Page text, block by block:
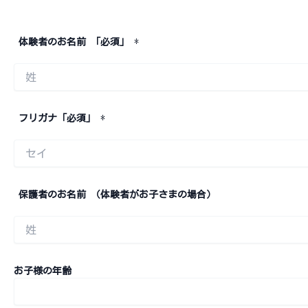
content
体験者のお名前 「必須」 *
フリガナ「必須」 *
保護者のお名前 （体験者がお子さまの場合）
お子様の年齢